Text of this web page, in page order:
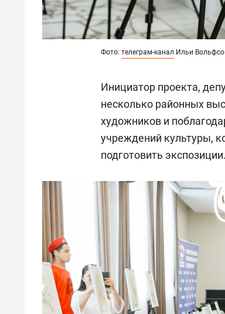
Фото: телеграм-канал Ильи
Инициатор проекта,
несколько районных
художников и
учреждений культуры,
подготовить экспозиции.